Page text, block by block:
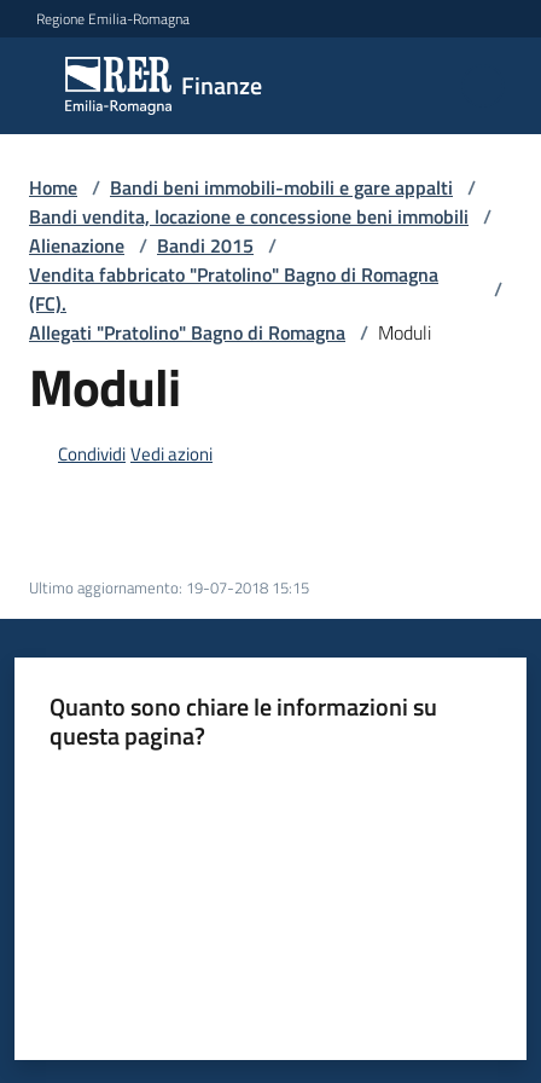
Vai al contenuto
Vai alla navigazione
Vai al footer
Regione Emilia-Romagna
Finanze
Finanze
Argomenti
Novità
Leggi
Atti
Home / Bandi beni immobili-mobili e gare appalti /
Bandi vendita, locazione e concessione beni immobili /
Alienazione / Bandi 2015 /
Vendita fabbricato "Pratolino" Bagno di Romagna
(FC).
/
Allegati "Pratolino" Bagno di Romagna / Moduli
Moduli
CondividiVedi azioni
Ultimo aggiornamento: 19-07-2018 15:15
Quanto sono chiare le informazioni su
questa pagina?